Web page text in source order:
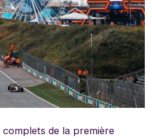
de la première